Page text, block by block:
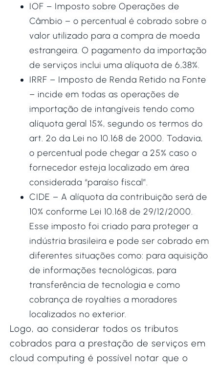
IOF – Imposto sobre Operações de
Câmbio – o percentual é cobrado sobre o
valor utilizado para a compra de moeda
estrangeira. O pagamento da importação
de serviços inclui uma alíquota de 6,38%.
IRRF – Imposto de Renda Retido na Fonte
– incide em todas as operações de
importação de intangíveis tendo como
alíquota geral 15%, segundo os termos do
art. 2º da Lei nº 10.168 de 2000. Todavia,
o percentual pode chegar a 25% caso o
fornecedor esteja localizado em área
considerada “paraíso fiscal”.
CIDE – A alíquota da contribuição será de
10% conforme Lei 10.168 de 29/12/2000.
Esse imposto foi criado para proteger a
indústria brasileira e pode ser cobrado em
diferentes situações como: para aquisição
de informações tecnológicas, para
transferência de tecnologia e como
cobrança de royalties a moradores
localizados no exterior.
Logo, ao considerar todos os tributos
cobrados para a prestação de serviços em
cloud computing é possível notar que o